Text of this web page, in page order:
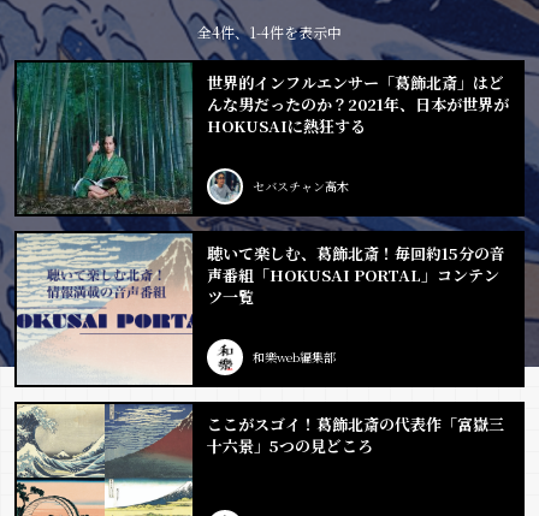
全4件、1-4件を表示中
世界的インフルエンサー「葛飾北斎」はど
んな男だったのか？2021年、日本が世界が
HOKUSAIに熱狂する
セバスチャン高木
聴いて楽しむ、葛飾北斎！毎回約15分の音
声番組「HOKUSAI PORTAL」コンテン
ツ一覧
和樂web編集部
ここがスゴイ！葛飾北斎の代表作「富嶽三
十六景」5つの見どころ